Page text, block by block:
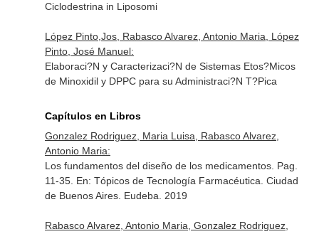
Ciclodestrina in Liposomi
López Pinto,Jos, Rabasco Alvarez, Antonio Maria, López
Pinto, José Manuel:
Elaboraci?N y Caracterizaci?N de Sistemas Etos?Micos
de Minoxidil y DPPC para su Administraci?N T?Pica
Capítulos en Libros
Gonzalez Rodriguez, Maria Luisa, Rabasco Alvarez,
Antonio Maria:
Los fundamentos del diseño de los medicamentos. Pag.
11-35. En: Tópicos de Tecnología Farmacéutica . Ciudad
de Buenos Aires. Eudeba. 2019
Rabasco Alvarez, Antonio Maria, Gonzalez Rodriguez,